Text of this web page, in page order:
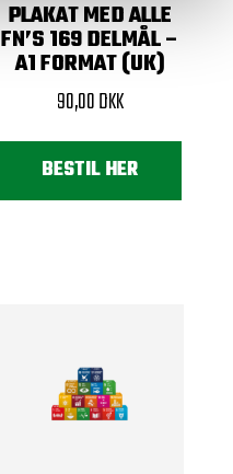
PLAKAT MED ALLE
FN’S 169 DELMÅL –
A1 FORMAT (UK)
90,00DKK
BESTIL HER